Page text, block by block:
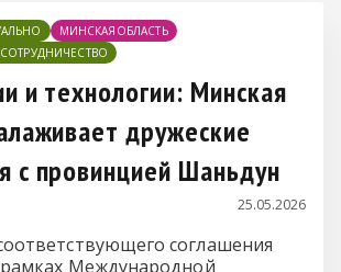
МИНСКАЯОБЛАСТЬ
и технологии: Минская
дружеские
с провинцией Шаньдун
25.05.2026
соглашения
рамках Международной